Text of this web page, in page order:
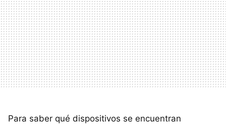
Para saber qué dispositivos se encuentran